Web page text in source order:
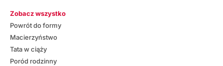
Zobacz wszystko
Powrót do formy
Macierzyństwo
Tata w ciąży
Poród rodzinny